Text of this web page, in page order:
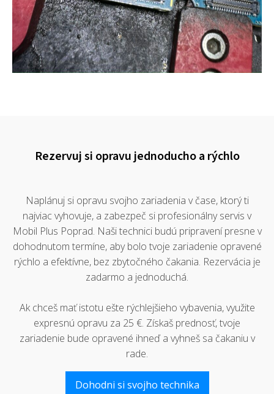
Rezervuj si opravu jednoducho a rýchlo
Naplánuj si opravu svojho zariadenia v čase, ktorý ti
najviac vyhovuje, a zabezpeč si profesionálny servis v
Mobil Plus Poprad. Naši technici budú pripravení presne v
dohodnutom termíne, aby bolo tvoje zariadenie opravené
rýchlo a efektívne, bez zbytočného čakania. Rezervácia je
zadarmo a jednoduchá.
Ak chceš mať istotu ešte rýchlejšieho vybavenia, využite
expresnú opravu za 25 €. Získaš prednosť, tvoje
zariadenie bude opravené ihneď a vyhneš sa čakaniu v
rade.
Dohodni si svojho technika